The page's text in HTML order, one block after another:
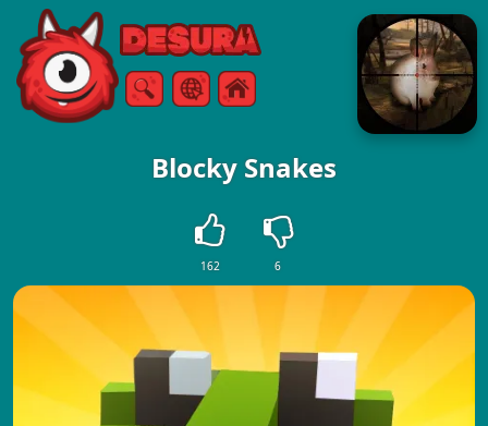
Free Online Games
ค้นหา เมนู
Blocky Snakes
162 6